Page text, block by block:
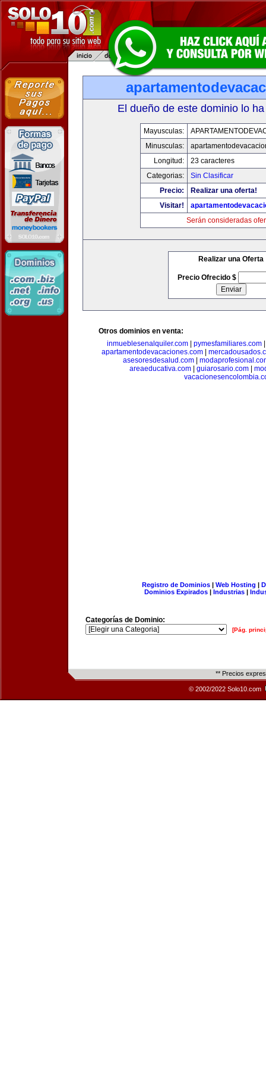
El dueño de este dominio lo
Mayusculas:
Minusculas:
Longitud:
23 caracteres
Categorias:
Sin Clasificar
Precio:
Realizar una oferta!
Visitar!
Serán consideradas
Realizar una Oferta
Precio Ofrecido $
Otros dominios en venta:
inmueblesenalquiler.com| pymesfamiliares.com
apartamentodevacaciones.com|
asesoresdesalud.com|
areaeducativa.com| guiarosario.com|
Registro de Dominios| Web Hosting |
Dominios Expirados | Industrias |
Categorías de Dominio:
[Pág.
** Precios
© 2002/2022 Solo10.com